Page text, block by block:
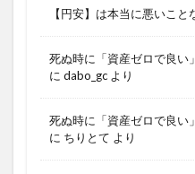
【円安】は本当に悪いこと
死ぬ時に「資産ゼロで良い
に dabo_gc より
死ぬ時に「資産ゼロで良い
に ちりとて より